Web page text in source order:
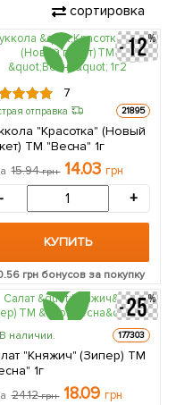
сортировка
7
отправка 21895
"Красотка" (Новый
ТМ "Весна" 1г
15.94грн 14.03 грн
- +
КУПИТЬ
грн бонусов за покупку
В наличии. 177303
"Княжич" (Зипер) ТМ
1г
24.12грн 18.09 грн